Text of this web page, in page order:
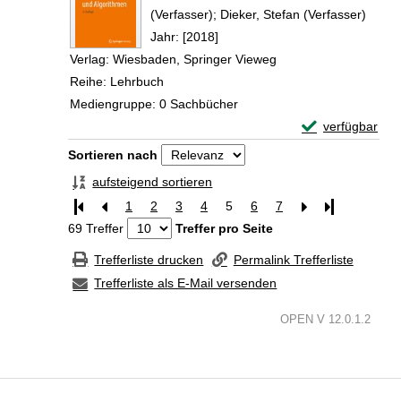
(Verfasser); Dieker, Stefan (Verfasser)
Jahr: [2018]
Verlag: Wiesbaden, Springer Vieweg
Reihe: Lehrbuch
Mediengruppe: 0 Sachbücher
verfügbar
Exemplar-
Zu den Suchfiltern springen
Sortieren nach
aufsteigend sortieren
1
2 3 4 5 6 7
Letzte Seite
69 Treffer
Treffer pro Seite
Trefferliste drucken
Permalink Trefferliste
Trefferliste als E-Mail versenden
OPEN V 12.0.1.2